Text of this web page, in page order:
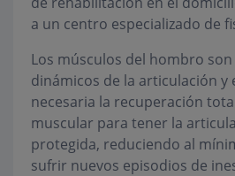
a un centro especializado de
Los músculos del hombro
dinámicos de la articulación y
necesaria la recuperación
muscular para tener la
protegida, reduciendo al
sufrir nuevos episodios de